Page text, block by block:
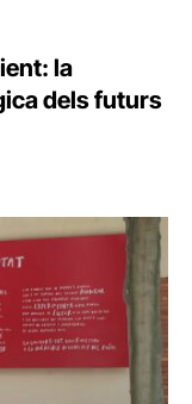
la
dels futurs